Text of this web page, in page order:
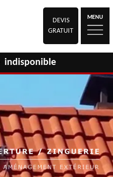
DEVIS
GRATUIT
MENU
indisponible